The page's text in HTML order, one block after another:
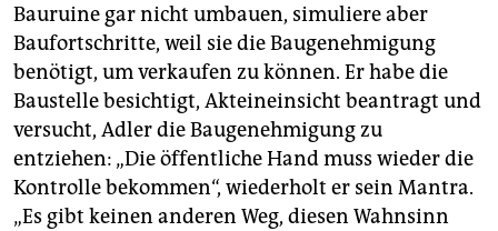
Bauruine gar nicht umbauen, simuliere aber
Baufortschritte, weil sie die Baugenehmigung
benötigt, um verkaufen zu können. Er habe die
Baustelle besichtigt, Akteineinsicht beantragt und
versucht, Adler die Baugenehmigung zu
entziehen: „Die öffentliche Hand muss wieder die
Kontrolle bekommen“, wiederholt er sein Mantra.
„Es gibt keinen anderen Weg, diesen Wahnsinn